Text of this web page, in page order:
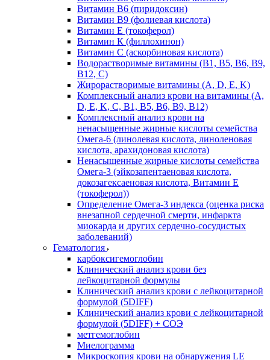
Витамин В6 (пиридоксин)
Витамин В9 (фолиевая кислота)
Витамин Е (токоферол)
Витамин К (филлохинон)
Витамин С (аскорбиновая кислота)
Водорастворимые витамины (B1, B5, B6, В9,
В12, С)
Жирорастворимые витамины (A, D, E, K)
Комплексный анализ крови на витамины (A,
D, E, K, C, B1, B5, B6, В9, B12)
Комплексный анализ крови на
ненасыщенные жирные кислоты семейства
Омега-6 (линолевая кислота, линоленовая
кислота, арахидоновая кислота)
Ненасыщенные жирные кислоты семейства
Омега-3 (эйкозапентаеновая кислота,
докозагексаеновая кислота, Витамин E
(токоферол))
Определение Омега-3 индекса (оценка риска
внезапной сердечной смерти, инфаркта
миокарда и других сердечно-сосудистых
заболеваний)
Гематология
карбоксигемоглобин
Клинический анализ крови без
лейкоцитарной формулы
Клинический анализ крови с лейкоцитарной
формулой (5DIFF)
Клинический анализ крови с лейкоцитарной
формулой (5DIFF) + СОЭ
метгемоглобин
Миелограмма
Микроскопия крови на обнаружения LE